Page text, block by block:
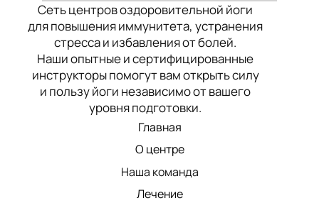
Сеть центров оздоровительной йоги
для повышения иммунитета, устранения
стресса и избавления от болей.
Наши опытные и сертифицированные
инструкторы помогут вам открыть силу
и пользу йоги независимо от вашего
уровня подготовки.
Главная
О центре
Наша команда
Лечение